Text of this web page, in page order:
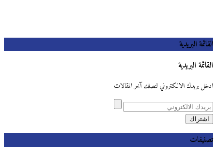
القائمة البريدية
القائمة البريدية
ادخل بريدك الالكتروني لتصلك آخر المقالات
تصنيفات